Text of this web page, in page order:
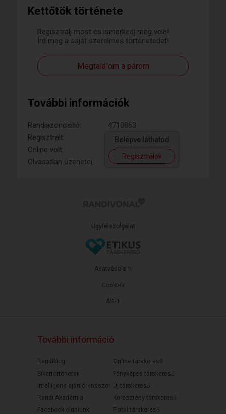
Kettőtök története
Regisztrálj most és ismerkedj meg vele!
Írd meg a saját szerelmes történetedet!
Megtalálom a párom
További információk
Randiazonosító:
4710863
Regisztrált:
Online volt:
Olvasatlan üzenetei:
Belépve láthatod
Regisztrálok
Ügyfélszolgálat
ÁSZF
Adatvédelem
Cookiek
További információ
Randiblog
Sikertörténetek
Intelligens ajánlórendszer
Randi Akadémia
Facebook oldalunk
Online társkereső
Fényképes társkereső
Új társkereső
Keresztény társkereső
Fiatal társkereső